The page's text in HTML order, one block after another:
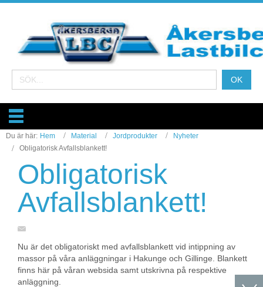
Du är här: Hem Material Jordprodukter
Nyheter
Obligatorisk Avfallsblankett!
Obligatorisk
Avfallsblankett!
Nu är det obligatoriskt med avfallsblankett vid intippning av
massor på våra anläggningar i Hakunge och Gillinge. Blankett
finns här på våran websida samt utskrivna på respektive
anläggning.